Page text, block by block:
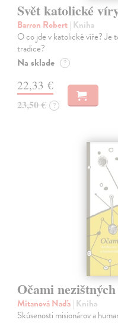
Svět katolické
Barron Robert| Kniha
O co jde v katolické víře? Je
tradice?
Na sklade ?
22,33 €
23,50 € ?
Očami nezištných
Mitanová Naďa| Kniha
Skúsenosti misionárov a